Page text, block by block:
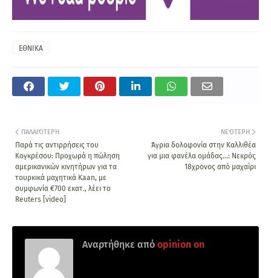
ΕΘΝΙΚΑ
ΝΕΌΤΕΡΗ
Άγρια δολοφονία στην Καλλιθέα
για μια φανέλα ομάδας...: Νεκρός
18χρονος από μαχαίρι
ΠΑΛΑΙΌΤΕΡΗ
Παρά τις αντιρρήσεις του
Κογκρέσου: Προχωρά η πώληση
αμερικανικών κινητήρων για τα
τουρκικά μαχητικά Kaan, με
συμφωνία €700 εκατ., λέει το
Reuters [video]
Αναρτήθηκε από opinion on